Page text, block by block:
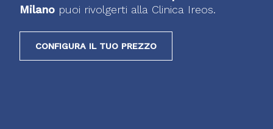
Milano puoi rivolgerti alla Clinica Ireos.
CONFIGURA IL TUO PREZZO